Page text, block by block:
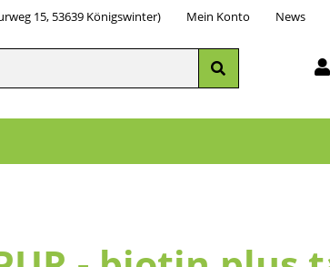
15, 53639 Königswinter) Mein Konto News